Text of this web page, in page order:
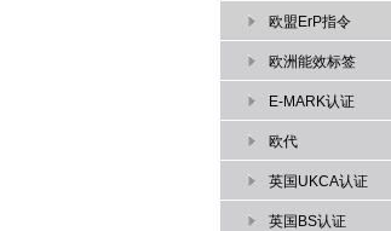
欧盟ErP指令
欧洲能效标签
E-MARK认证
欧代
英国UKCA认证
英国BS认证